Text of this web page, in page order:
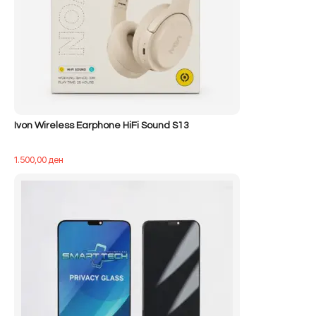
Ivon Wireless Earphone HiFi Sound S13
1.500,00ден